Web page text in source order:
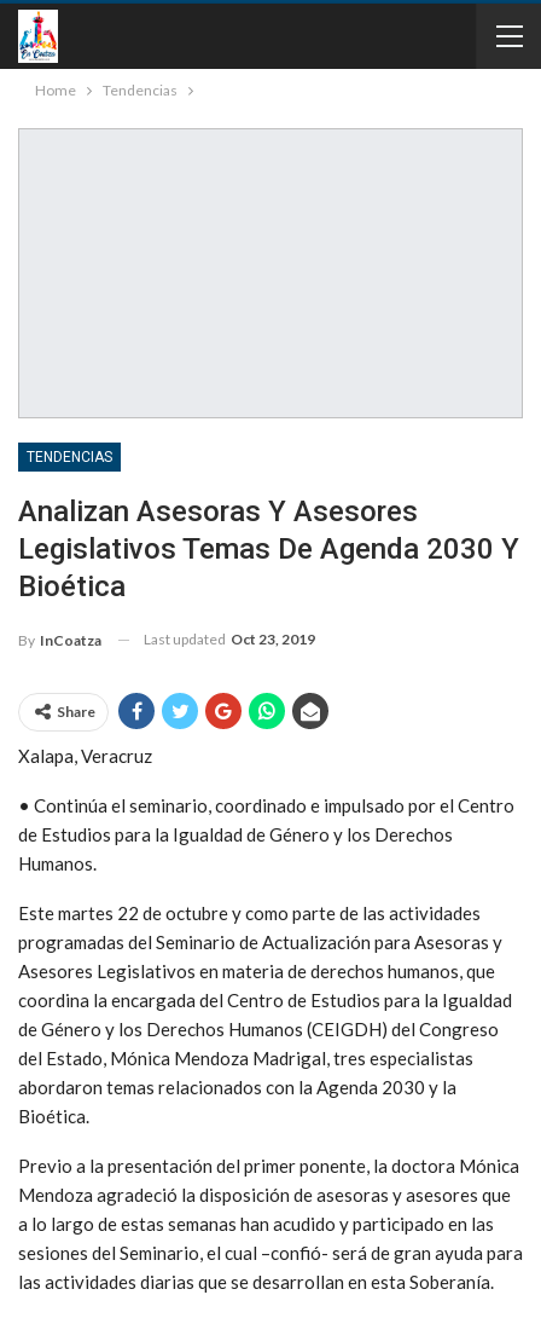
Home Tendencias
TENDENCIAS
Analizan Asesoras Y Asesores
Legislativos Temas De Agenda 2030 Y
Bioética
By InCoatza Last updated Oct 23, 2019
Share
Xalapa, Veracruz
• Continúa el seminario, coordinado e impulsado por el Centro
de Estudios para la Igualdad de Género y los Derechos
Humanos.
Este martes 22 de octubre y como parte de las actividades
programadas del Seminario de Actualización para Asesoras y
Asesores Legislativos en materia de derechos humanos, que
coordina la encargada del Centro de Estudios para la Igualdad
de Género y los Derechos Humanos (CEIGDH) del Congreso
del Estado, Mónica Mendoza Madrigal, tres especialistas
abordaron temas relacionados con la Agenda 2030 y la
Bioética.
Previo a la presentación del primer ponente, la doctora Mónica
Mendoza agradeció la disposición de asesoras y asesores que
a lo largo de estas semanas han acudido y participado en las
sesiones del Seminario, el cual –confió- será de gran ayuda para
las actividades diarias que se desarrollan en esta Soberanía.